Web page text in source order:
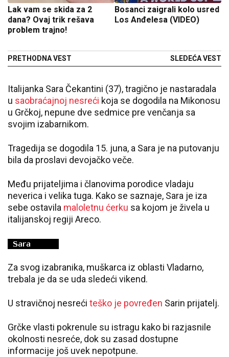
Lak vam se skida za 2
dana? Ovaj trik rešava
problem trajno!
PRETHODNA VEST
Bosanci zaigrali kolo usred
Los Anđelesa (VIDEO)
SLEDEĆA VEST
Italijanka Sara Čekantini (37), tragično je nastaradala
u saobraćajnoj nesreći koja se dogodila na Mikonosu
u Grčkoj, nepune dve sedmice pre venčanja sa
svojim izabarnikom.
Tragedija se dogodila 15. juna, a Sara je na putovanju
bila da proslavi devojačko veče.
Među prijateljima i članovima porodice vladaju
neverica i velika tuga. Kako se saznaje, Sara je iza
sebe ostavila maloletnu ćerku sa kojom je živela u
italijanskoj regiji Areco.
Za svog izabranika, muškarca iz oblasti Vladarno,
trebala je da se uda sledeći vikend.
U stravičnoj nesreći teško je povređen Sarin prijatelj.
Grčke vlasti pokrenule su istragu kako bi razjasnile
okolnosti nesreće, dok su zasad dostupne
informacije još uvek nepotpune.